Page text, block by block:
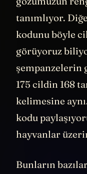
tanımlıyor.
kodunu böyle
görüyoruz
şempanzelerin
175 cildin 168
kelimesine
kodu
hayvanlar
Bunların